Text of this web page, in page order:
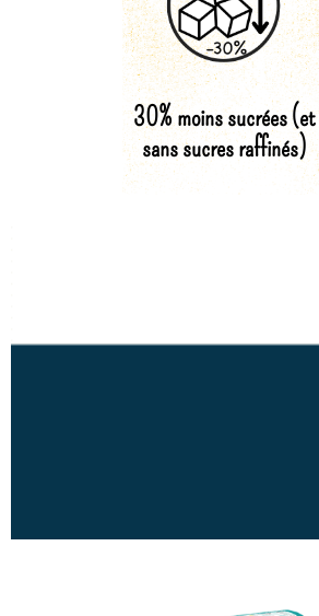
30% moins sucrées (et
sans sucres raffinés)